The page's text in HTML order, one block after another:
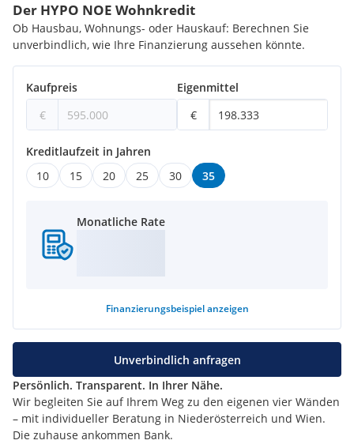
Der HYPO NOE Wohnkredit
Ob Hausbau, Wohnungs- oder Hauskauf: Berechnen Sie
unverbindlich, wie Ihre Finanzierung aussehen könnte.
Kaufpreis
€
Eigenmittel
€
Kreditlaufzeit in Jahren
10
15 20 25 30 35
Monatliche Rate
Finanzierungsbeispiel anzeigen
Persönlich. Transparent. In Ihrer Nähe.
Wir begleiten Sie auf Ihrem Weg zu den eigenen vier Wänden
– mit individueller Beratung in Niederösterreich und Wien.
Die zuhause ankommen Bank.
Unverbindlich anfragen